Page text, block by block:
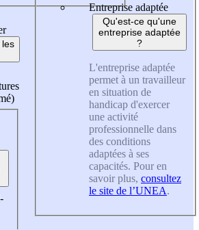
Entreprise adaptée
Qu'est-ce qu'une
entreprise adaptée
?
L'entreprise adaptée
permet à un travailleur
en situation de
handicap d'exercer
une activité
professionnelle dans
des conditions
adaptées à ses
capacités. Pour en
savoir plus, consultez
le site de l’UNEA.